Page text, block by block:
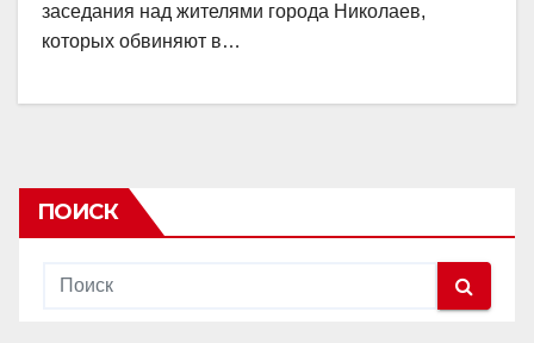
заседания над жителями города Николаев,
которых обвиняют в…
ПОИСК